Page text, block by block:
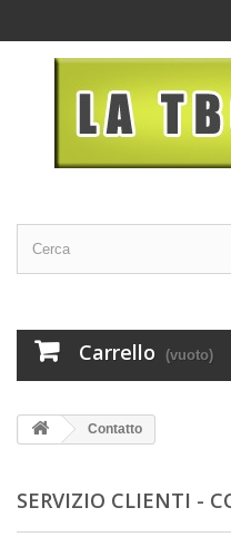
Carrello (vuoto)
Contatto
SERVIZIO CLIENTI -